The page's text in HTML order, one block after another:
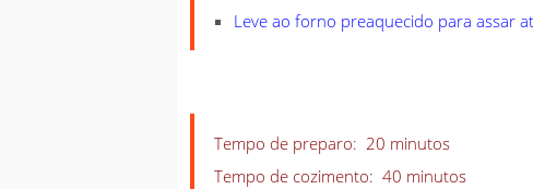
Leve ao forno preaquecido para assar
Tempo de preparo: 20 minutos
Tempo de cozimento: 40 minutos